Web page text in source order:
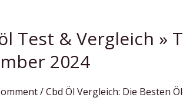
Test & Vergleich »
2024
/Cbd Öl Vergleich: Die Besten